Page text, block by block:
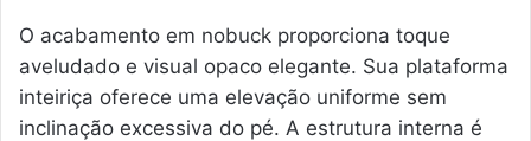
O acabamento em nobuck proporciona toque
aveludado e visual opaco elegante. Sua plataforma
inteiriça oferece uma elevação uniforme sem
inclinação excessiva do pé. A estrutura interna é